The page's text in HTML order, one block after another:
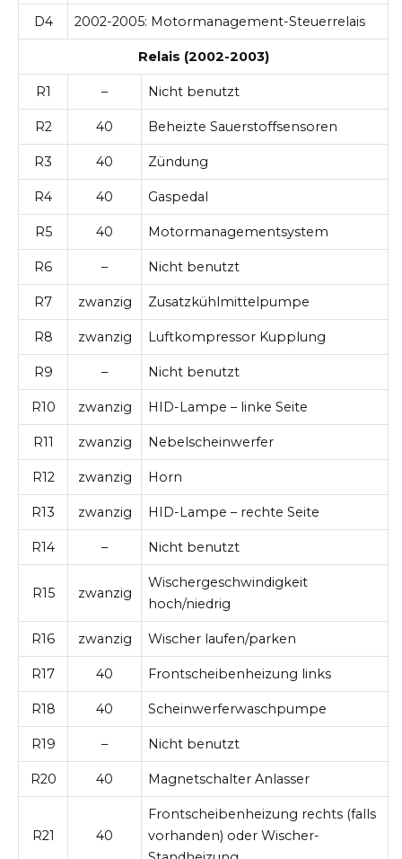
D4 2002-2005: Motormanagement-Steuerrelais
Relais (2002-2003)
R1 – Nicht benutzt
R2 40 Beheizte Sauerstoffsensoren
R3 40 Zündung
R4 40 Gaspedal
R5 40 Motormanagementsystem
R6 – Nicht benutzt
R7 zwanzig Zusatzkühlmittelpumpe
R8 zwanzig Luftkompressor Kupplung
R9 – Nicht benutzt
R10 zwanzig HID-Lampe – linke Seite
R11 zwanzig Nebelscheinwerfer
R12 zwanzig Horn
R13 zwanzig HID-Lampe – rechte Seite
R14 – Nicht benutzt
R15 zwanzig
Wischergeschwindigkeit
hoch/niedrig
R16 zwanzig Wischer laufen/parken
R17 40 Frontscheibenheizung links
R18 40 Scheinwerferwaschpumpe
R19 – Nicht benutzt
R20 40 Magnetschalter Anlasser
R21 40
Frontscheibenheizung rechts (falls
vorhanden) oder Wischer-